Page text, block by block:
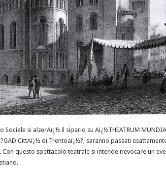
si alzerAï¿½ il sipario su Aï¿½THEATRUM
CittAï¿½ di Trentoaï¿½?, saranno passati
questo spettacolo teatrale si intende rievocare un